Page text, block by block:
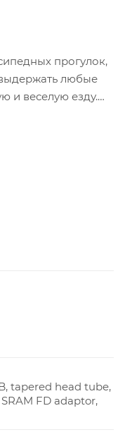
прогулок,
любые
и веселую езду.
tapered head tube,
FD adaptor,